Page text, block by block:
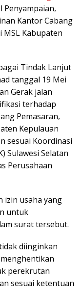
Penyampaian,
Kantor Cabang
MSL Kabupaten
Tindak Lanjut
tanggal 19 Mei
Gerak jalan
terhadap
Pemasaran,
Kepulauan
sesuai Koordinasi
Sulawesi Selatan
Perusahaan
izin usaha yang
untuk
surat tersebut.
diinginkan
perekrutan
sesuai ketentuan